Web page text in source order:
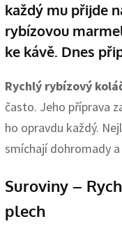
každý mu přijde
rybízovou
ke kávě. Dnes
Rychlý rybízový
často. Jeho příprava
ho opravdu každý.
smíchají dohromady
Suroviny –
plech